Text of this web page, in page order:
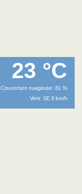
23 °C
Couverture nuageuse: 81 %
Vent: SE 9 km/h